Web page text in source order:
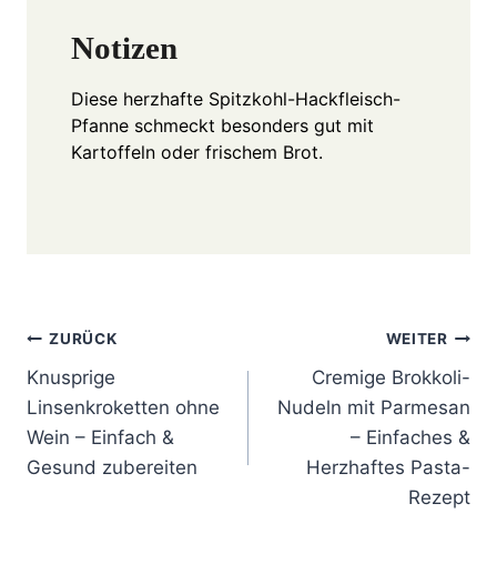
Notizen
Diese herzhafte Spitzkohl-Hackfleisch-
Pfanne schmeckt besonders gut mit
Kartoffeln oder frischem Brot.
Beitragsnavigation
ZURÜCK
Knusprige
Linsenkroketten ohne
Wein – Einfach &
Gesund zubereiten
WEITER
Cremige Brokkoli-
Nudeln mit Parmesan
– Einfaches &
Herzhaftes Pasta-
Rezept